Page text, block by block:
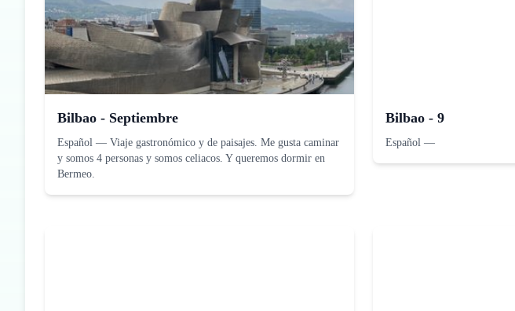
Bilbao - Septiembre
Español — Viaje gastronómico y de paisajes. Me gusta caminar
y somos 4 personas y somos celiacos. Y queremos dormir en
Bermeo.
Bilbao - 9
Español —